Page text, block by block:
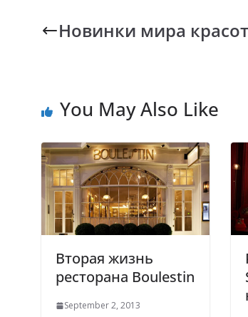
b
o
s
A
y
Li
gr
a
Новинки мира
You May Also Like
Вторая жизнь
ресторана Boulestin
September 2, 2013